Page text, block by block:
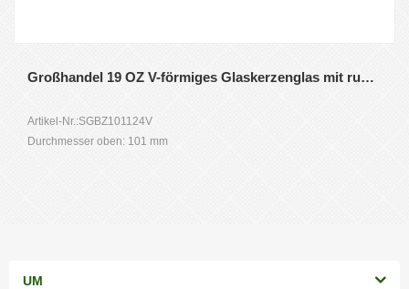
Großhandel 19 OZ V-förmiges Glaskerzenglas mit rundem Boden
Artikel-Nr.:SGBZ101124V
Durchmesser oben: 101 mm
UM